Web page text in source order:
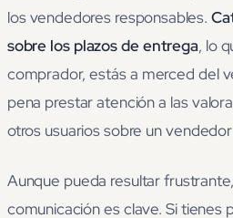
los vendedores responsables.
sobre los plazos de entrega, lo
comprador, estás a merced del
pena prestar atención a las
otros usuarios sobre un
Aunque pueda resultar
comunicación es clave. Si tienes